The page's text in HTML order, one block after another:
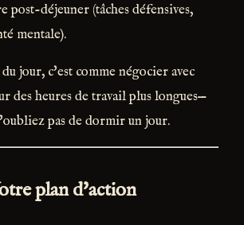
post-déjeuner (tâches défensives,
mentale).
jour, c'est comme négocier avec
des heures de travail plus longues—
pas de dormir un jour.
plan d'action